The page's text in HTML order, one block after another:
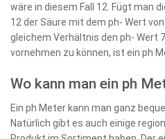
wäre in diesem Fall 12. Fügt man
12 der Säure mit dem ph- Wert
gleichem Verhältnis den ph- Wert
vornehmen zu können, ist ein ph
Wo kann man ein ph
Ein ph Meter kann man ganz
Natürlich gibt es auch einige